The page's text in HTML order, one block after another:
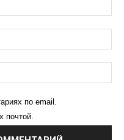
по email.
почтой.